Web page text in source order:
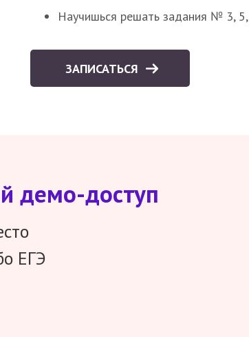
Научишься решать задания № 3,
ЗАПИСАТЬСЯ
демо-доступ
ЕГЭ